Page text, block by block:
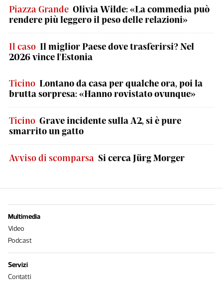
Piazza Grande Olivia Wilde: «La commedia può
rendere più leggero il peso delle relazioni»
Il caso Il miglior Paese dove trasferirsi? Nel
2026 vince l'Estonia
Ticino Lontano da casa per qualche ora, poi la
brutta sorpresa: «Hanno rovistato ovunque»
Ticino Grave incidente sulla A2, si è pure
smarrito un gatto
Avviso di scomparsa Si cerca Jürg Morger
Multimedia
Video
Podcast
Servizi
Contatti